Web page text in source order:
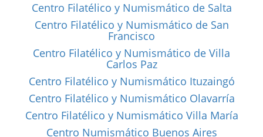
Centro Filatélico y Numismático de Salta
Centro Filatélico y Numismático de San
Francisco
Centro Filatélico y Numismático de Villa
Carlos Paz
Centro Filatélico y Numismático Ituzaingó
Centro Filatélico y Numismático Olavarría
Centro Filatélico y Numismático Villa María
Centro Numismático Buenos Aires